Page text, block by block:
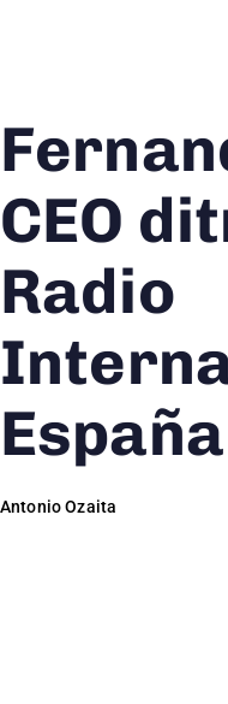
CEO
Radio
España
Author
Antonio Ozaita
Published
Published